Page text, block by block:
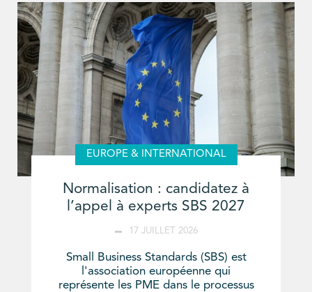
EUROPE & INTERNATIONAL
Normalisation : candidatez à
l’appel à experts SBS 2027
17 JUILLET 2026
Small Business Standards (SBS) est
l'association européenne qui
représente les PME dans le processus